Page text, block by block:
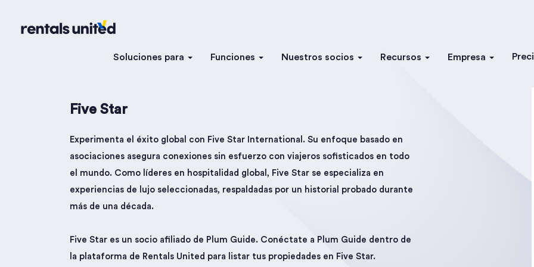
Soluciones para Funciones Nuestros socios Recursos Empresa
Five Star
Experimenta el éxito global con Five Star International. Su enfoque basado en
asociaciones asegura conexiones sin esfuerzo con viajeros sofisticados en todo
el mundo. Como líderes en hospitalidad global, Five Star se especializa en
experiencias de lujo seleccionadas, respaldadas por un historial probado durante
más de una década.
Five Star es un socio afiliado de Plum Guide. Conéctate a Plum Guide dentro de
la plataforma de Rentals United para listar tus propiedades en Five Star.